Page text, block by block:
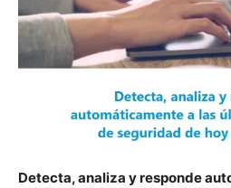
Detecta, analiza y responde